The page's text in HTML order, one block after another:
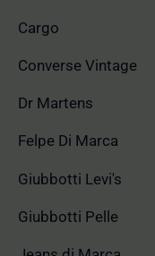
Cargo
Converse Vintage
Dr Martens
Felpe Di Marca
Giubbotti Levi's
Giubbotti Pelle